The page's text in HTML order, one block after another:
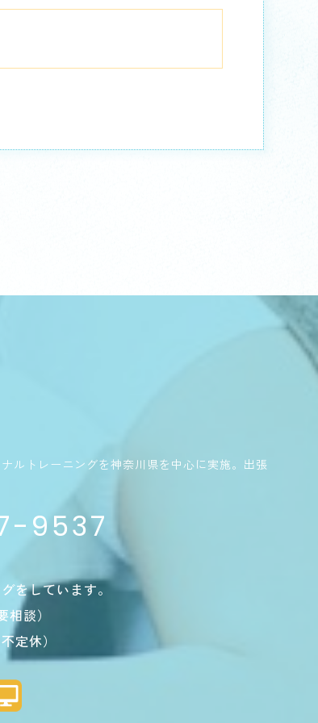
ルトレーニングを神奈川県を中心に実施。出張
9537
をしています。
談）
定休）